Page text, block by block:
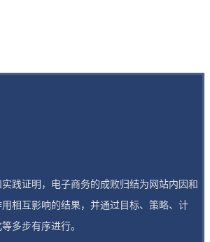
践证明，电子商务的成败归结为网站内因和
相互影响的结果，并通过目标、策略、计
多步有序进行。